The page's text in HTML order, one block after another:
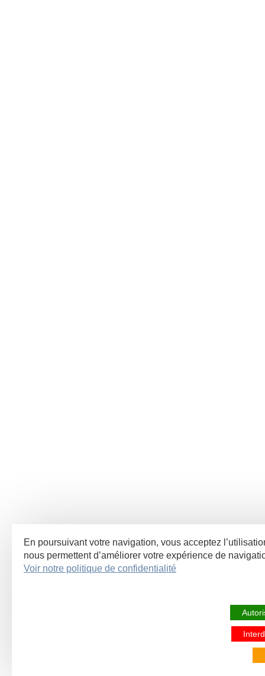
En poursuivant votre navigation, vous acceptez
nous permettent d’améliorer votre expérience de
Voir notre politique de confidentialité